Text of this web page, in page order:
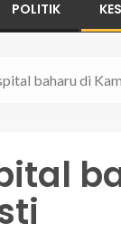
POLITIK KES
baharu di